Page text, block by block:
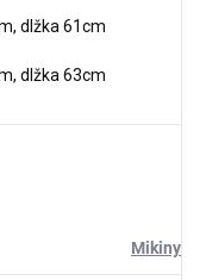
dlžka 61cm
dlžka 63cm
Mikiny